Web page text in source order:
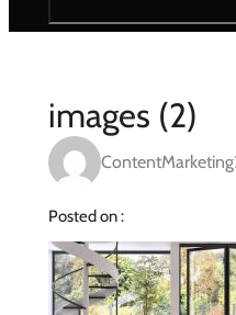
images (2)
ContentMarketing
Posted on :